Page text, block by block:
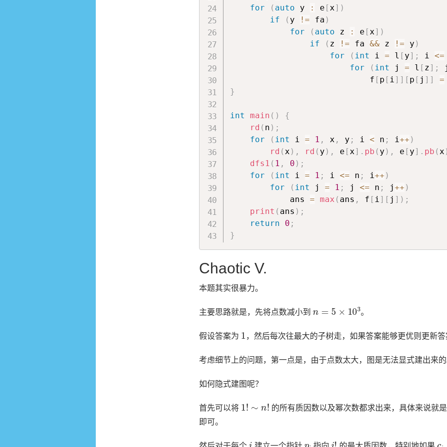
for
( auto y : e [x] )
if
( y != fa )
for
( auto z : e [x] )
if
( z != fa && z != y )
for
( int i = l [ y] ; i <=
for
( int j = l [ z] ;
                            f
[ p [ i] ] [ p [ j ] ] =
}
int main ( )
{
rd ( n ) ;
for
( int i = 1 , x , y ; i < n ; i++ )
rd (x ) , rd ( y ) , e [x] . pb ( y ) , e [ y] . pb (x
dfs1 ( 1 , 0 ) ;
for
( int i = 1 ; i <= n ; i++ )
for
( int j = 1 ; j <= n ; j++ )
            ans
= max ( ans , f [ i] [ j ] ) ;
print ( ans ) ;
return
0 ;
}
Chaotic V.
本题其实很暴力。
主要思路就是，先将点数减小到
×10 3
。
假设答案为
1
，然后每次往最大的子树走，如果答案能够更优则更新答
考虑细节上的问题，第一点是，由于点数太大，图是无法显式建出来的
如何隐式建图呢？
首先可以将
1 !
的所有质因数以及幂次数都求出来，具体来说就
即可。
i i!